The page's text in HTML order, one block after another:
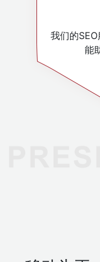
我们的
能